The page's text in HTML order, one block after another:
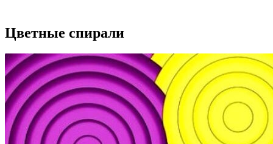
Цветные спирали